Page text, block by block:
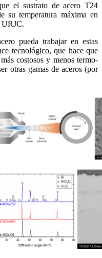
el sustrato de acero T24
su temperatura máxima en
URJC.
pueda trabajar en estas
tecnológico, que hace que
costosos y menos termo-
otras gamas de aceros (por